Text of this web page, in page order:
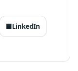
🟦LinkedIn